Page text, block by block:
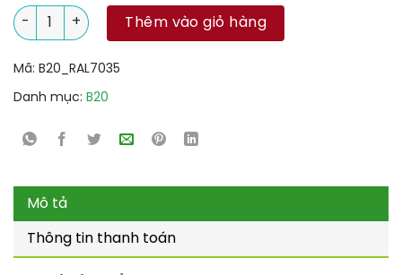
Sơn sàn nhà để xe Epoxy tự san RAL GARAGE GUARD SL 7035
Thêm vào giỏ hàng
Mã: B20_RAL7035
Danh mục: B20
Mô tả
Thông tin thanh toán